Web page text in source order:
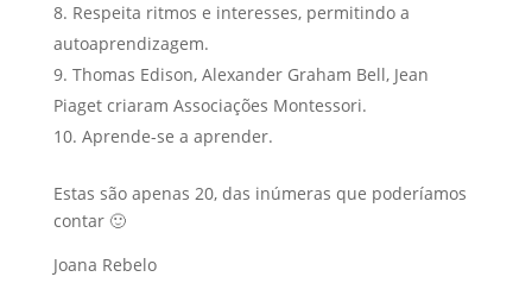
Respeita ritmos e interesses, permitindo a
autoaprendizagem.
Thomas Edison, Alexander Graham Bell, Jean
Piaget criaram Associações Montessori.
Aprende-se a aprender.
Estas são apenas 20, das inúmeras que poderíamos
contar 🙂
Joana Rebelo